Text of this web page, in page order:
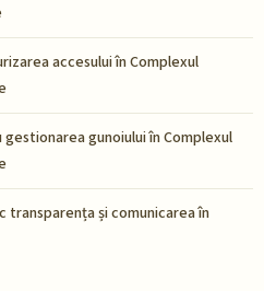
accesului în Complexul
gestionarea gunoiului în Complexul
transparența și comunicarea în